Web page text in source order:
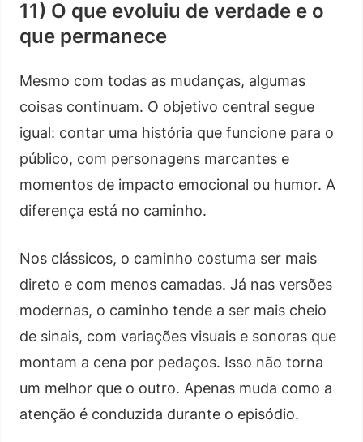
11) O que evoluiu de verdade e o
que permanece
Mesmo com todas as mudanças, algumas
coisas continuam. O objetivo central segue
igual: contar uma história que funcione para o
público, com personagens marcantes e
momentos de impacto emocional ou humor. A
diferença está no caminho.
Nos clássicos, o caminho costuma ser mais
direto e com menos camadas. Já nas versões
modernas, o caminho tende a ser mais cheio
de sinais, com variações visuais e sonoras que
montam a cena por pedaços. Isso não torna
um melhor que o outro. Apenas muda como a
atenção é conduzida durante o episódio.